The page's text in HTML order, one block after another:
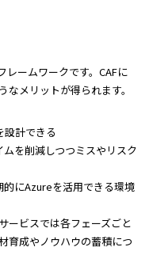
レームワークです。CAFに
メリットが得られます。
設計できる
を削減しつつミスやリスク
にAzureを活用できる環境
ービスでは各フェーズごと
育成やノウハウの蓄積につ